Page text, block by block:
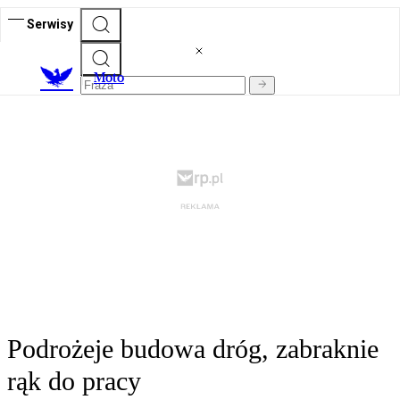
Serwisy
Moto
Podrożeje budowa dróg, zabraknie
rąk do pracy